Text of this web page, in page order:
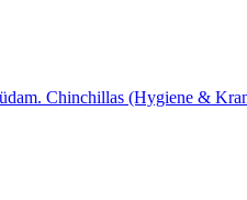
Chinchillas (Hygiene &